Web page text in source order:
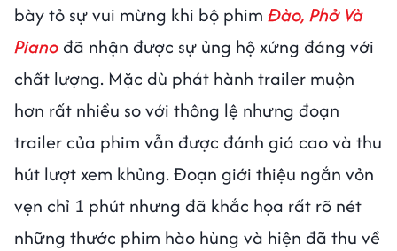
bày tỏ sự vui mừng khi bộ phim Đào, Phở Và
Pianođã nhận được sự ủng hộ xứng đáng với
chất lượng. Mặc dù phát hành trailer muộn
hơn rất nhiều so với thông lệ nhưng đoạn
trailer của phim vẫn được đánh giá cao và thu
hút lượt xem khủng. Đoạn giới thiệu ngắn vỏn
vẹn chỉ 1 phút nhưng đã khắc họa rất rõ nét
những thước phim hào hùng và hiện đã thu về